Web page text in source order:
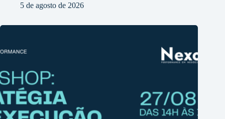
5 de agosto de 2026